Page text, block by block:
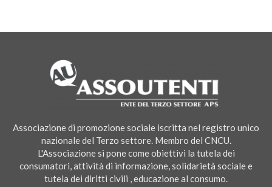
Associazione di promozione sociale iscritta nel registro unico
nazionale del Terzo settore. Membro del CNCU.
L'Associazione si pone come obiettivi la tutela dei
consumatori, attività di informazione, solidarietà sociale e
tutela dei diritti civili , educazione al consumo.